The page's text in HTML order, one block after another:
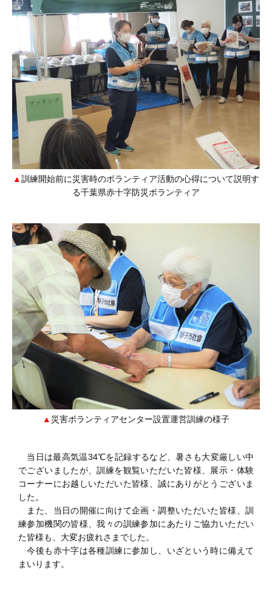
訓練開始前に災害時のボランティア活動の心得について説明す
る千葉県赤十字防災ボランティア
災害ボランティアセンター設置運営訓練の様子
当日は最高気温34℃を記録するなど、暑さも大変厳しい中
でございましたが、訓練を観覧いただいた皆様、展示・体験
コーナーにお越しいただいた皆様、誠にありがとうございま
した。
また、当日の開催に向けて企画・調整いただいた皆様、訓
練参加機関の皆様、我々の訓練参加にあたりご協力いただい
た皆様も、大変お疲れさまでした。
今後も赤十字は各種訓練に参加し、いざという時に備えて
まいります。